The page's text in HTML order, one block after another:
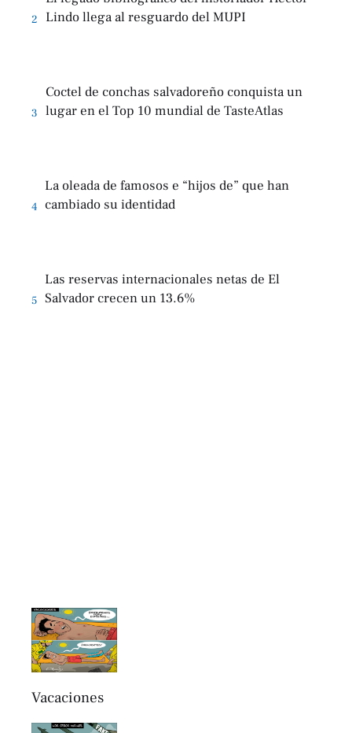
2
Lindo llega al resguardo del MUPI
3
Coctel de conchas salvadoreño conquista un
lugar en el Top 10 mundial de TasteAtlas
4
La oleada de famosos e “hijos de” que han
cambiado su identidad
5
Las reservas internacionales netas de El
Salvador crecen un 13.6%
Vacaciones